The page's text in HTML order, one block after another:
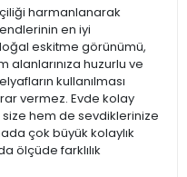
harmanlanarak
en iyi
eskitme görünümü,
alanlarınıza huzurlu ve
kullanılması
vermez. Evde kolay
hem de sevdiklerinize
çok büyük kolaylık
ölçüde farklılık